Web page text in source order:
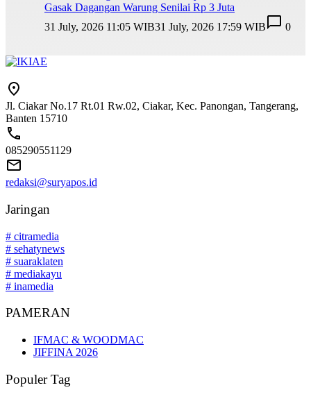
Gasak Dagangan Warung Senilai Rp 3 Juta
31 July, 2026 11:05 WIB31 July, 2026 17:59 WIB 0
Jl. Ciakar No.17 Rt.01 Rw.02, Ciakar, Kec. Panongan, Tangerang,
Banten 15710
085290551129
redaksi@suryapos.id
Jaringan
# citramedia
# sehatynews
# suaraklaten
# mediakayu
# inamedia
PAMERAN
IFMAC & WOODMAC
JIFFINA 2026
Populer Tag